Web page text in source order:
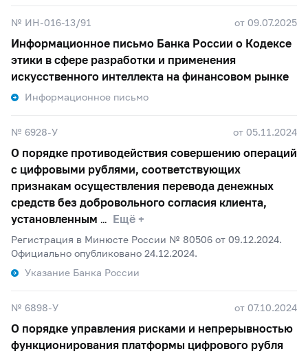
№ ИН-016-13/91 от 09.07.2025
Информационное письмо Банка России о Кодексе
этики в сфере разработки и применения
искусственного интеллекта на финансовом рынке
Информационное письмо
№ 6928-У от 05.11.2024
О порядке противодействия совершению операций
с цифровыми рублями, соответствующих
признакам осуществления перевода денежных
средств без добровольного согласия клиента,
установленным
Ещё +
Регистрация в Минюсте России № 80506 от 09.12.2024.
Официально опубликовано 24.12.2024.
Указание Банка России
№ 6898-У от 07.10.2024
О порядке управления рисками и непрерывностью
функционирования платформы цифрового рубля